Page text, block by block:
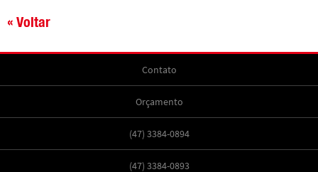
« Voltar
Contato
Orçamento
(47) 3384-0894
(47) 3384-0893